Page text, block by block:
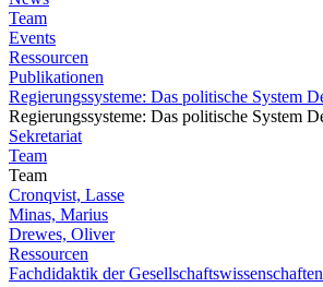
Team
Events
Ressourcen
Publikationen
Regierungssysteme: Das politische System
Regierungssysteme: Das politische System
Sekretariat
Team
Team
Cronqvist, Lasse
Minas, Marius
Drewes, Oliver
Ressourcen
Fachdidaktik der Gesellschaftswissenschaften